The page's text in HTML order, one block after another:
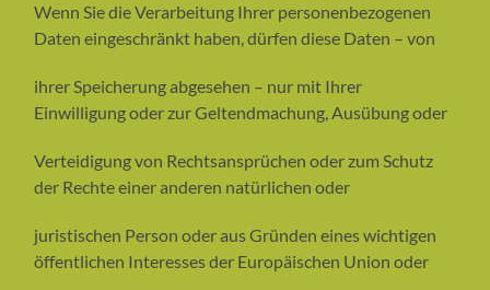
Wenn Sie die Verarbeitung Ihrer personenbezogenen
Daten eingeschränkt haben, dürfen diese Daten – von
ihrer Speicherung abgesehen – nur mit Ihrer
Einwilligung oder zur Geltendmachung, Ausübung oder
Verteidigung von Rechtsansprüchen oder zum Schutz
der Rechte einer anderen natürlichen oder
juristischen Person oder aus Gründen eines wichtigen
öffentlichen Interesses der Europäischen Union oder